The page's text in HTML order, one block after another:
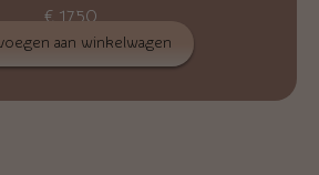
€17,50
aan winkelwagen